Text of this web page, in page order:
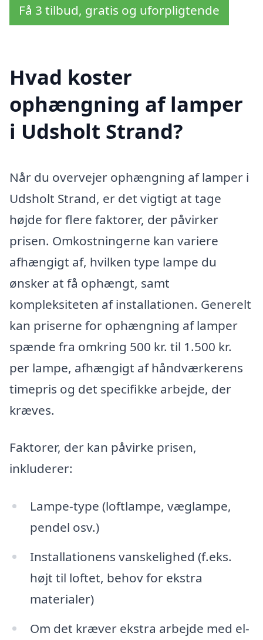
Få 3 tilbud, gratis og uforpligtende
Hvad koster
ophængning af lamper
i Udsholt Strand?
Når du overvejer ophængning af lamper i
Udsholt Strand, er det vigtigt at tage
højde for flere faktorer, der påvirker
prisen. Omkostningerne kan variere
afhængigt af, hvilken type lampe du
ønsker at få ophængt, samt
kompleksiteten af installationen. Generelt
kan priserne for ophængning af lamper
spænde fra omkring 500 kr. til 1.500 kr.
per lampe, afhængigt af håndværkerens
timepris og det specifikke arbejde, der
kræves.
Faktorer, der kan påvirke prisen,
inkluderer:
Lampe-type (loftlampe, væglampe,
pendel osv.)
Installationens vanskelighed (f.eks.
højt til loftet, behov for ekstra
materialer)
Om det kræver ekstra arbejde med el-